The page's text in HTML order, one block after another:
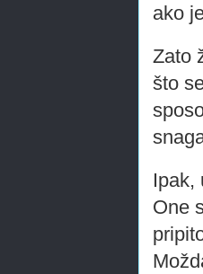
ako
Zato
što
Ipak,
One